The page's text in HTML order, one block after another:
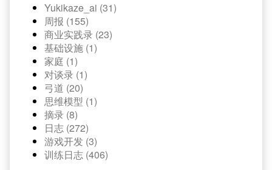
Yukikaze_ai (31)
周报 (155)
商业实践录 (23)
基础设施 (1)
家庭 (1)
对谈录 (1)
弓道 (20)
思维模型 (1)
摘录 (8)
日志 (272)
游戏开发 (3)
训练日志 (406)